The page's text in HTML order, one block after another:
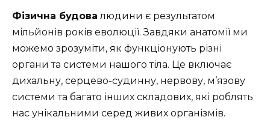
Фізична будова людини є результатом
мільйонів років еволюції. Завдяки анатомії ми
можемо зрозуміти, як функціонують різні
органи та системи нашого тіла. Це включає
дихальну, серцево-судинну, нервову, м’язову
системи та багато інших складових, які роблять
нас унікальними серед живих організмів.